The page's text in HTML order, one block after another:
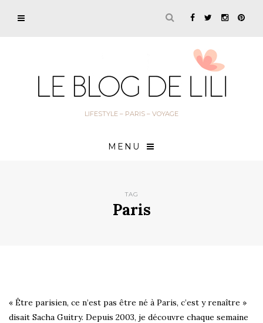
LIFESTYLE – PARIS – VOYAGE
MENU
TAG
Paris
« Être parisien, ce n’est pas être né à Paris, c’est y renaître »
disait Sacha Guitry. Depuis 2003, je découvre chaque semaine